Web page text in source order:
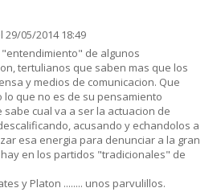
29/05/2014 18:49
de algunos
tertulianos que saben mas que los
y medios de comunicacion. Que
que no es de su pensamiento
cual va a ser la actuacion de
acusando y echandolos a
esa energia para denunciar a la gran
en los partidos "tradicionales" de
y Platon ........ unos parvulillos.